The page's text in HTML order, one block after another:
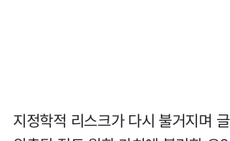
지정학적 리스크가 다시 불거지며